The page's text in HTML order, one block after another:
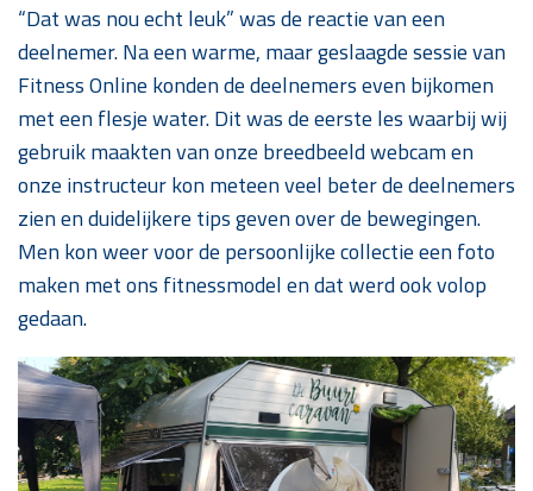
“Dat was nou echt leuk” was de reactie van een
deelnemer. Na een warme, maar geslaagde sessie van
Fitness Online konden de deelnemers even bijkomen
met een flesje water. Dit was de eerste les waarbij wij
gebruik maakten van onze breedbeeld webcam en
onze instructeur kon meteen veel beter de deelnemers
zien en duidelijkere tips geven over de bewegingen.
Men kon weer voor de persoonlijke collectie een foto
maken met ons fitnessmodel en dat werd ook volop
gedaan.